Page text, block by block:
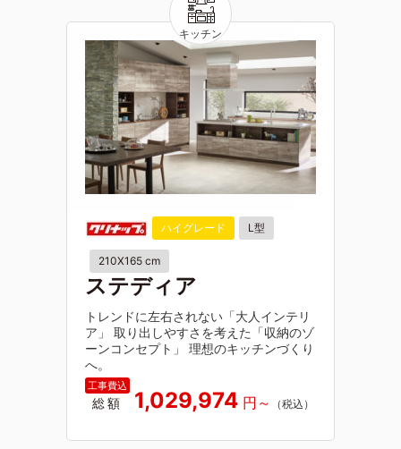
ハイグレード L型
210X165 cm
ステディア
トレンドに左右されない「大人インテリ
ア」 取り出しやすさを考えた「収納のゾ
ーンコンセプト」 理想のキッチンづくり
へ。
総額 1,029,974